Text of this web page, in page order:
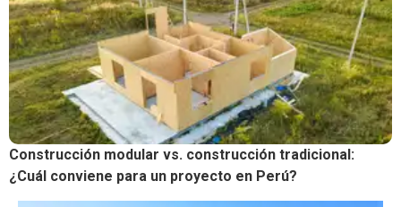
Construcción modular vs. construcción tradicional:
¿Cuál conviene para un proyecto en Perú?